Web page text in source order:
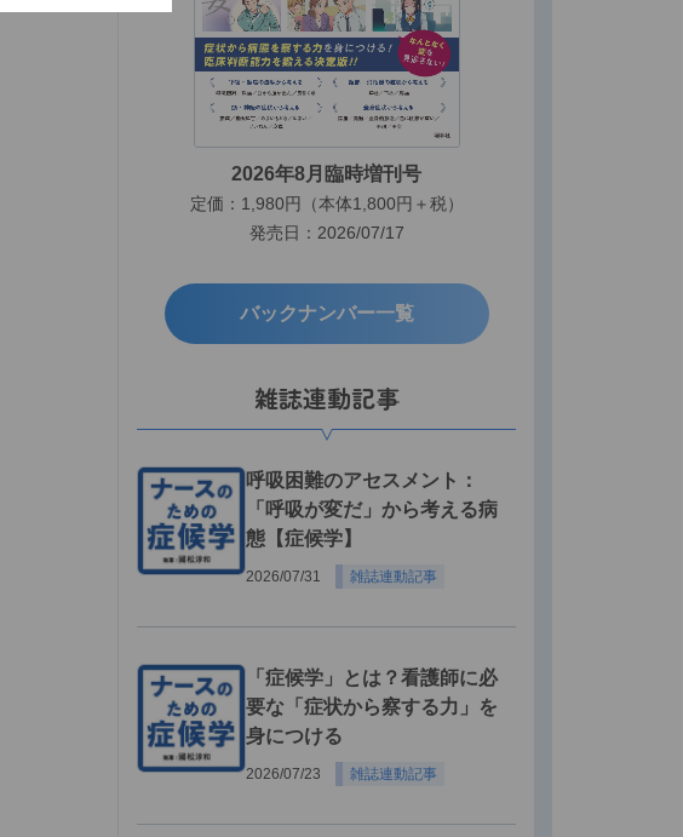
2026年8月臨時増刊号
定価：1,980円（本体1,800円＋税）
発売日：2026/07/17
バックナンバー一覧
雑誌連動記事
呼吸困難のアセスメント：
「呼吸が変だ」から考える病
態【症候学】
2026/07/31 雑誌連動記事
「症候学」とは？看護師に必
要な「症状から察する力」を
身につける
2026/07/23 雑誌連動記事